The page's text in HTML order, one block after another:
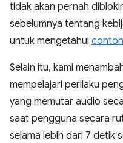
tidak akan pernah
sebelumnya tentang
untuk mengetahui
Selain itu, kami
mempelajari perilaku
yang memutar audio
saat pengguna secara
selama lebih dari 7 detik